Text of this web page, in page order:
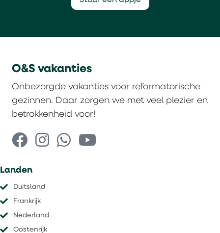
O&S vakanties
Onbezorgde vakanties voor reformatorische
gezinnen. Daar zorgen we met veel plezier en
betrokkenheid voor!
Landen
Duitsland
Frankrijk
Nederland
Oostenrijk